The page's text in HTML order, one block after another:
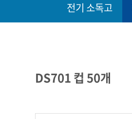
전기 소독고
DS701 컵 50개